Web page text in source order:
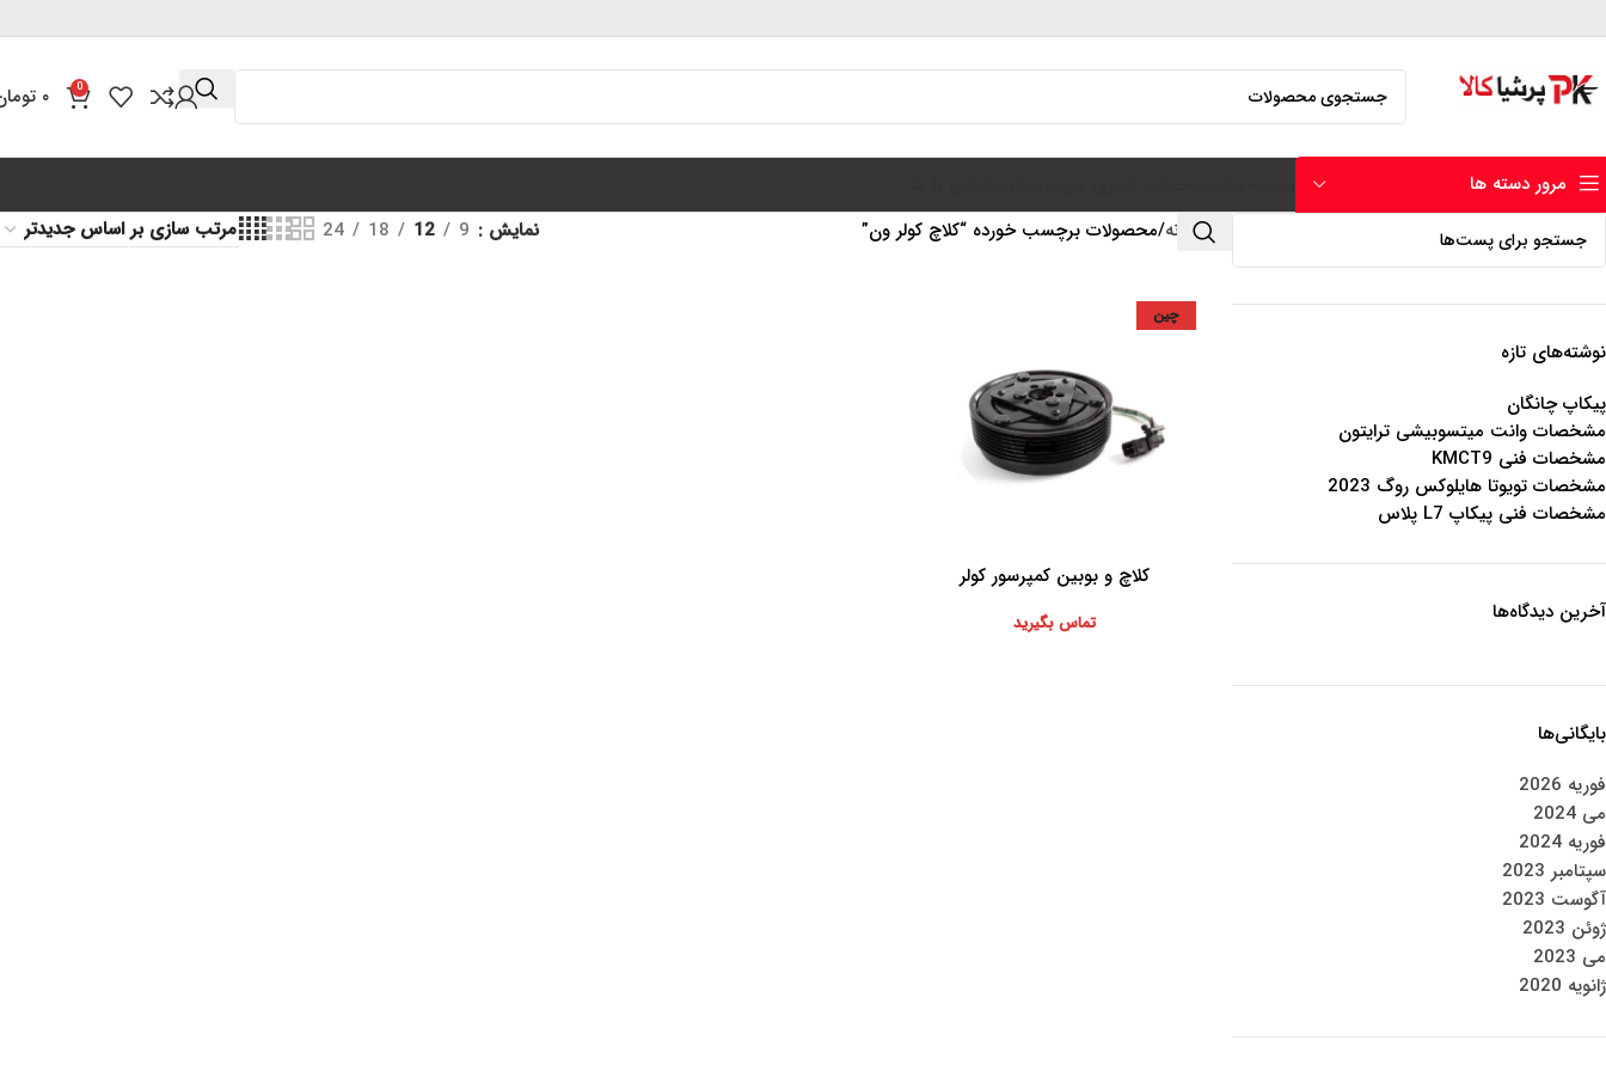
0 ۰
مرور دسته ها
نوشته‌های تازه
پیکاپ چانگان
مشخصات وانت میتسوبیشی ترایتون
مشخصات فنی KMCT9
مشخصات تویوتا هایلوکس روگ 2023
مشخصات فنی پیکاپ L7 پلاس
آخرین دیدگاه‌ها
بایگانی‌ها
فوریه 2026
می 2024
فوریه 2024
سپتامبر 2023
آگوست 2023
ژوئن 2023
می 2023
ژانویه 2020
خانه محصولات برچسب خورده “کلاچ کولر ون” نمایش 9
12
18
24
چین
اطلاعات بیشتر
کلاچ و بوبین کمپرسور کولر
تماس بگیرید